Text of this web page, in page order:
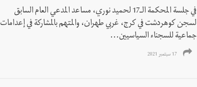
في جلسة المحكمة الـ17 لحميد نوري، مساعد المدعي العام السابق
لسجن كوهردشت في كرج، غربي طهران، والمتهم بالمشاركة في إعدامات
جماعية للسجناء السياسيين...
17 سبتمبر 2021